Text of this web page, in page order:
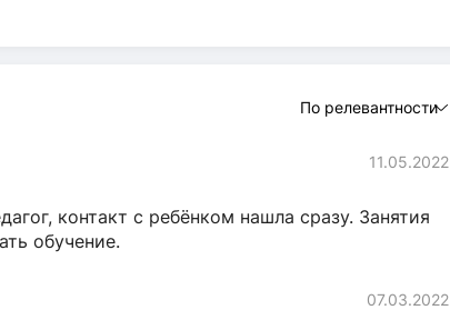
По релевантности
11.05.2022
контакт с ребёнком нашла сразу. Занятия
обучение.
07.03.2022